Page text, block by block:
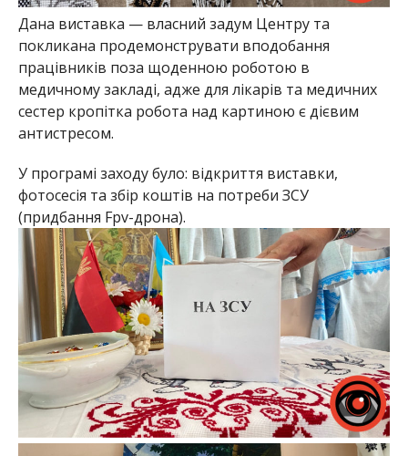
Дана виставка — власний задум Центру та
покликана продемонструвати вподобання
працівників поза щоденною роботою в
медичному закладі, адже для лікарів та медичних
сестер кропітка робота над картиною є дієвим
антистресом.
У програмі заходу було: відкриття виставки,
фотосесія та збір коштів на потреби ЗСУ
(придбання Fpv-дрона).